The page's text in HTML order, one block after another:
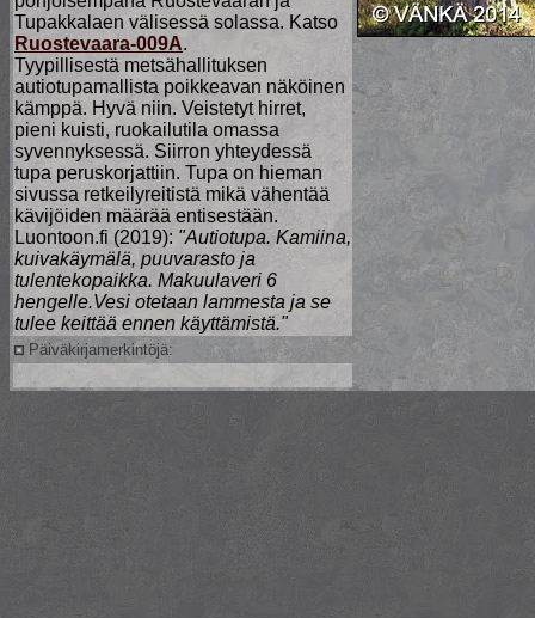
Tupakkalaen välisessä solassa. Katso
Ruostevaara-009A.
Tyypillisestä metsähallituksen
autiotupamallista poikkeavan näköinen
kämppä. Hyvä niin. Veistetyt hirret,
pieni kuisti, ruokailutila omassa
syvennyksessä. Siirron yhteydessä
tupa peruskorjattiin. Tupa on hieman
sivussa retkeilyreitistä mikä vähentää
kävijöiden määrää entisestään.
Luontoon.fi (2019): "Autiotupa. Kamiina,
kuivakäymälä, puuvarasto ja
tulentekopaikka. Makuulaveri 6
hengelle.Vesi otetaan lammesta ja se
tulee keittää ennen käyttämistä."
Päiväkirjamerkintöjä: